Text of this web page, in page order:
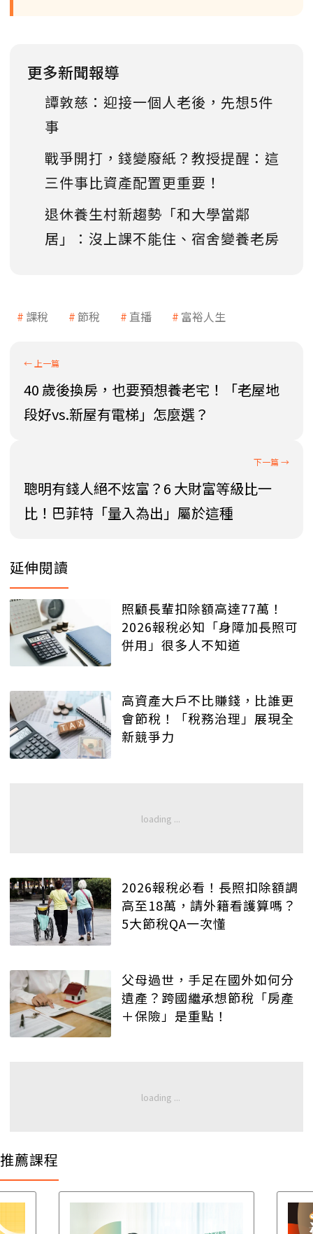
更多新聞報導
譚敦慈：迎接一個人老後，先想5件
事
戰爭開打，錢變廢紙？教授提醒：這
三件事比資產配置更重要！
退休養生村新趨勢「和大學當鄰
居」：沒上課不能住、宿舍變養老房
課稅 節稅 直播 富裕人生
40 歲後換房，也要預想養老宅！「老屋地
段好vs.新屋有電梯」怎麼選？
聰明有錢人絕不炫富？6 大財富等級比一
比！巴菲特「量入為出」屬於這種
延伸閱讀
照顧長輩扣除額高達77萬！
2026報稅必知「身障加長照可
併用」很多人不知道
高資產大戶不比賺錢，比誰更
會節稅！「稅務治理」展現全
新競爭力
2026報稅必看！長照扣除額調
高至18萬，請外籍看護算嗎？
5大節稅QA一次懂
父母過世，手足在國外如何分
遺產？跨國繼承想節稅「房產
＋保險」是重點！
推薦課程